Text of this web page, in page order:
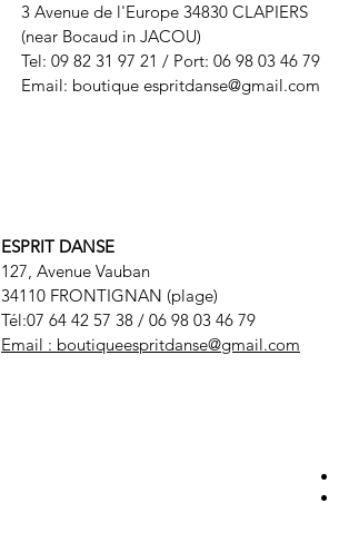
3 Avenue de l'Europe 34830 CLAPIERS
(near Bocaud in JACOU)
Tel: 09 82 31 97 21 / Port: 06 98 03 46 79
Email: boutique espritdanse@gmail.com
ESPRIT DANSE
127, Avenue Vauban
34110 FRONTIGNAN (plage)
Tél:07 64 42 57 38 / 06 98 03 46 79
Email : boutiqueespritdanse@gmail.com